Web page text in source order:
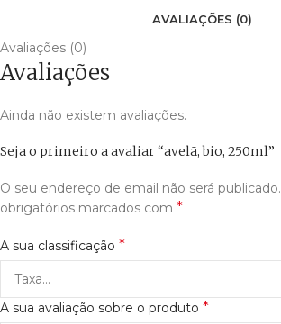
AVALIAÇÕES (0)
Avaliações (0)
Avaliações
Ainda não existem avaliações.
Seja o primeiro a avaliar “avelã, bio, 250ml”
O seu endereço de email não será publicado.
obrigatórios marcados com *
A sua classificação *
A sua avaliação sobre o produto *